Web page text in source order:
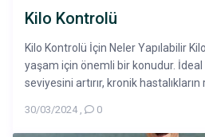
Kilo Kontrolü
Kilo Kontrolü İçin Neler Yapılabilir
yaşam için önemli bir konudur.
seviyesini artırır, kronik hastalıkların
30/03/2024, 0